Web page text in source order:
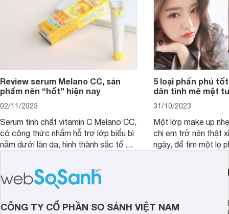
Review serum Melano CC, sản
phẩm nên “hốt” hiện nay
02/11/2023
Serum tinh chất vitamin C Melano CC,
có công thức nhắm hỗ trợ lớp biểu bì
nằm dưới làn da, hình thành sắc tố da,
5 loại phấn phủ
dân tình mê mệt
31/10/2023
Một lớp make up
chị em trở nên thật
ngày, để tìm một lọ
ngày dài cần đọc
CÔNG TY CỔ PHẦN SO SÁNH VIỆT NAM